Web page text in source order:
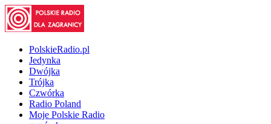
PolskieRadio.pl
Jedynka
Dwójka
Trójka
Czwórka
Radio Poland
Moje Polskie Radio